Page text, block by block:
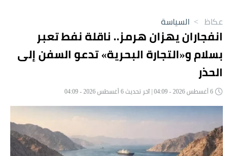
عكاظ > السياسة
انفجاران يهزان هرمز.. ناقلة نفط تعبر
بسلام و«التجارة البحرية» تدعو السفن إلى
الحذر